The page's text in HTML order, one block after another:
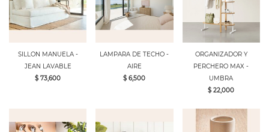
SILLON MANUELA -
JEAN LAVABLE
$ 73,600
LAMPARA DE TECHO -
AIRE
$ 6,500
ORGANIZADOR Y
PERCHERO MAX -
UMBRA
$ 22,000